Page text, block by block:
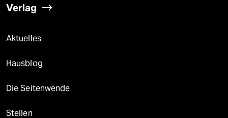
Verlag
Aktuelles
Hausblog
Die Seitenwende
Stellen